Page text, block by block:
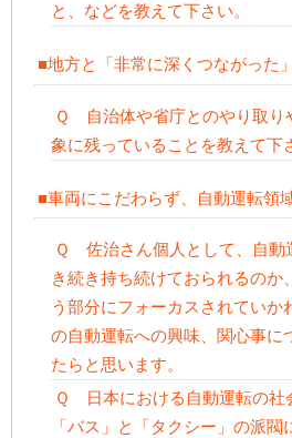
と、などを教えて下さい。
■地方と「非常に深くつながった」
Ｑ 自治体や省庁とのやり取り
象に残っていることを教えて下
■車両にこだわらず、自動運転領
Ｑ 佐治さん個人として、自動
き続き持ち続けておられるのか
う部分にフォーカスされていか
の自動運転への興味、関心事に
たらと思います。
Ｑ 日本における自動運転の社
「バス」と「タクシー」の派閥